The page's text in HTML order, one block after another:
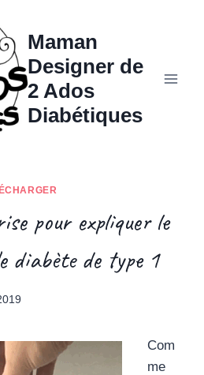
Maman
Designer de
2 Ados
Diabétiques
pour expliquer le
diabète de type 1
Com
me